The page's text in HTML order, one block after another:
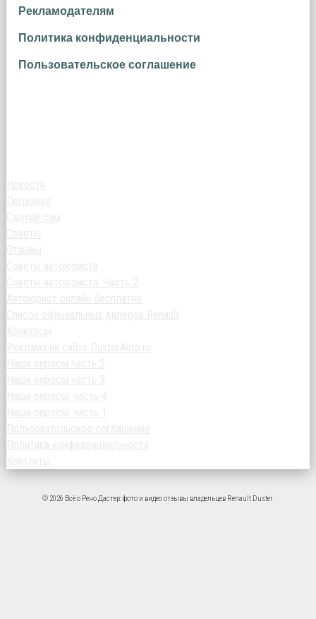
Рекламодателям
Политика конфиденциальности
Пользовательское соглашение
© 2026 Всё о Рено Дастер: фото и видео отзывы владельцев Renault Duster